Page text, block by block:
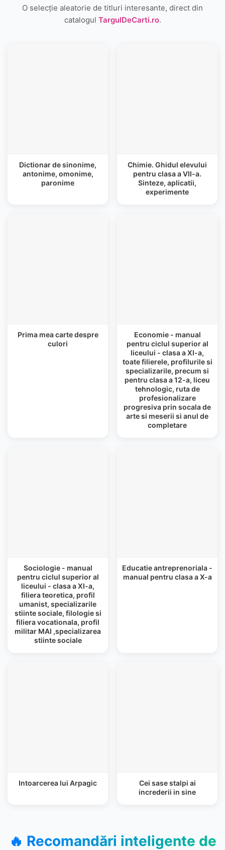
O selecție aleatorie de titluri interesante, direct din
catalogul TargulDeCarti.ro.
Dictionar de sinonime,
antonime, omonime,
paronime
Chimie. Ghidul elevului
pentru clasa a VII-a.
Sinteze, aplicatii,
experimente
Prima mea carte despre
culori
Economie - manual
pentru ciclul superior al
liceului - clasa a XI-a,
toate filierele, profilurile si
specializarile, precum si
pentru clasa a 12-a, liceu
tehnologic, ruta de
profesionalizare
progresiva prin socala de
arte si meserii si anul de
completare
Sociologie - manual
pentru ciclul superior al
liceului - clasa a XI-a,
filiera teoretica, profil
umanist, specializarile
stiinte sociale, filologie si
filiera vocationala, profil
militar MAI ,specializarea
stiinte sociale
Educatie antreprenoriala -
manual pentru clasa a X-a
Intoarcerea lui Arpagic
Cei sase stalpi ai
increderii in sine
🔥 Recomandări inteligente de